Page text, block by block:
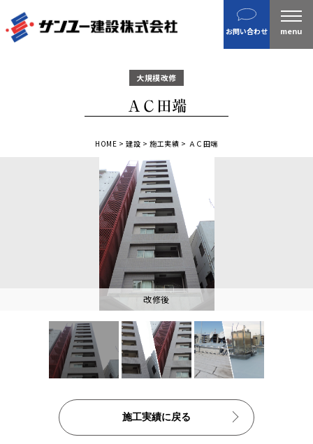
お問い合わせ
建設
私たちの目指す姿 / CSR
株式インフォメーション
学生の皆さまへ
会社の特徴
大規模改修
ＡＣ田端
HOME >建設 >施工実績 > ＡＣ田端
改修後
施工実績に戻る